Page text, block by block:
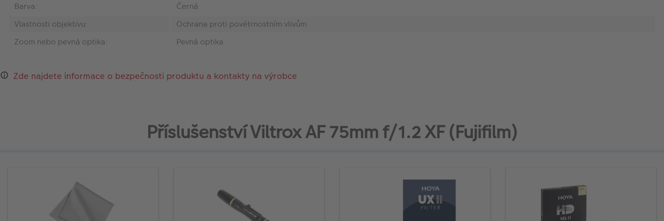
Barva:
Černá
Vlastnosti objektivu:
Ochrana proti povětrnostním vlivům
Zoom nebo pevná optika:
Pevná optika
Zde najdete informace o bezpečnosti produktu a kontakty na výrobce
Příslušenství Viltrox AF 75mm f/1.2 XF (Fujifilm)